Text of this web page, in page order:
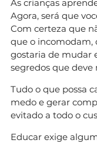
As crianças
Agora, será que
Com certeza que
que o incomodam,
gostaria de mudar
segredos que deve
Tudo o que possa
medo e gerar
evitado a todo o
Educar exige